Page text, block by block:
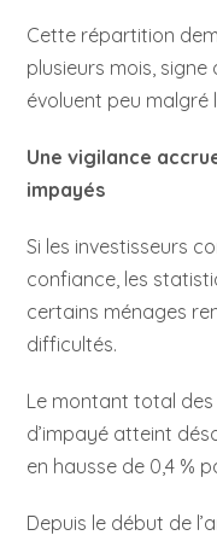
Cette répartition
plusieurs mois,
évoluent peu malgré
Une vigilance
impayés
Si les investisseurs
confiance, les
certains ménages
difficultés.
Le montant total
d’impayé atteint
en hausse de 0,4 %
Depuis le début de